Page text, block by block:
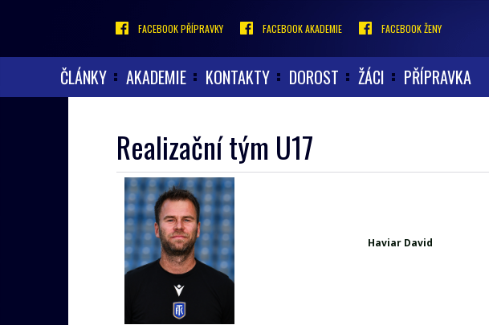
FACEBOOK PŘÍPRAVKY FACEBOOK AKADEMIE FACEBOOK ŽENY
ČLÁNKY AKADEMIE KONTAKTY DOROST ŽÁCI PŘÍPRAVKA
Realizační tým U17
Haviar David